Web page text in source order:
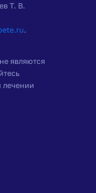
Т. В.
.
являются
лечении